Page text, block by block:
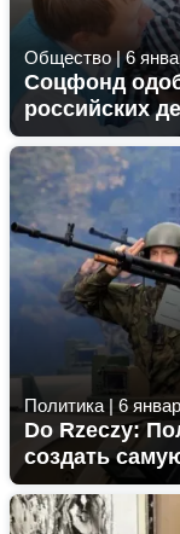
Общество |6
Соцфонд
российских
Политика | 6
Do Rzeczy:
создать